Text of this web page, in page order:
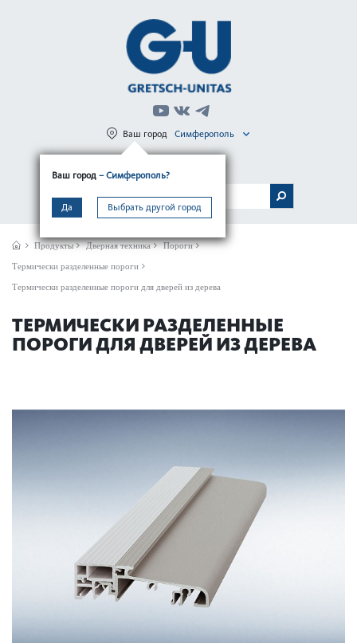
Ваш город – Симферополь?
Да Выбрать другой город
Ваш город Симферополь
МЕНЮ
Продукты Дверная техника Пороги
Термически разделенные пороги
Термически разделенные пороги для дверей из дерева
ТЕРМИЧЕСКИ РАЗДЕЛЕННЫЕ
ПОРОГИ ДЛЯ ДВЕРЕЙ ИЗ ДЕРЕВА